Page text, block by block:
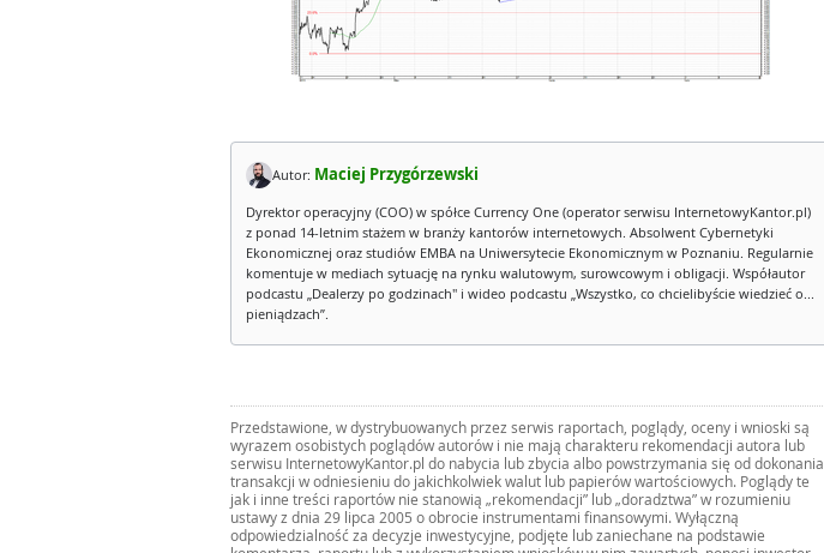
Autor: Maciej Przygórzewski
Dyrektor operacyjny (COO) w spółce Currency One (operator serwisu InternetowyKantor.pl)
z ponad 14-letnim stażem w branży kantorów internetowych. Absolwent Cybernetyki
Ekonomicznej oraz studiów EMBA na Uniwersytecie Ekonomicznym w Poznaniu. Regularnie
komentuje w mediach sytuację na rynku walutowym, surowcowym i obligacji. Współautor
podcastu „Dealerzy po godzinach" i wideo podcastu „Wszystko, co chcielibyście wiedzieć o...
pieniądzach”.
Przedstawione, w dystrybuowanych przez serwis raportach, poglądy, oceny i wnioski są
wyrazem osobistych poglądów autorów i nie mają charakteru rekomendacji autora lub
serwisu InternetowyKantor.pl do nabycia lub zbycia albo powstrzymania się od dokonania
transakcji w odniesieniu do jakichkolwiek walut lub papierów wartościowych. Poglądy te
jak i inne treści raportów nie stanowią „rekomendacji” lub „doradztwa” w rozumieniu
ustawy z dnia 29 lipca 2005 o obrocie instrumentami finansowymi. Wyłączną
odpowiedzialność za decyzje inwestycyjne, podjęte lub zaniechane na podstawie